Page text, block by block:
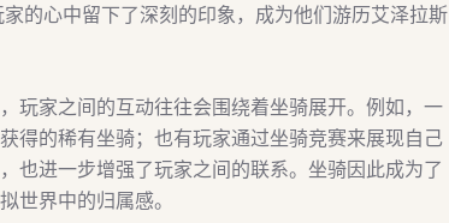
的心中留下了深刻的印象，成为他们游历艾泽拉斯
玩家之间的互动往往会围绕着坐骑展开。例如，一
得的稀有坐骑；也有玩家通过坐骑竞赛来展现自己
也进一步增强了玩家之间的联系。坐骑因此成为了
世界中的归属感。